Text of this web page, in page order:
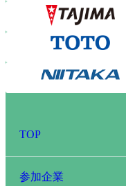
TOP
参加企業